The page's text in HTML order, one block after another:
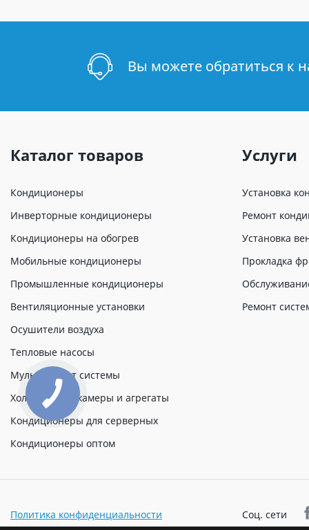
Вы можете обратиться к
Каталог товаров
Кондиционеры
Инверторные кондиционеры
Кондиционеры на обогрев
Мобильные кондиционеры
Промышленные кондиционеры
Вентиляционные установки
Осушители воздуха
Тепловые насосы
Мульти сплит системы
Холодильные камеры и агрегаты
Кондиционеры для серверных
Кондиционеры оптом
Услуги
Установка
Ремонт
Установка
Прокладка
Ремонт
Политика конфиденциальности Соц. сети